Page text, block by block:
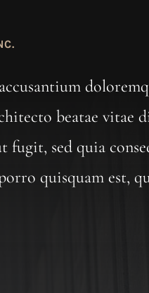
beatae vitae
sed quia
quisquam est,